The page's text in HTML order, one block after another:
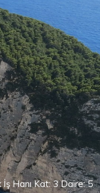
Hanı Kat: 3 Daire: 5